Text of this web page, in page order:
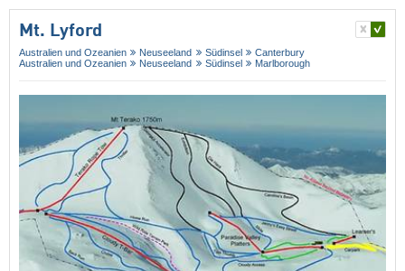
Mt. Lyford
Australien und Ozeanien Neuseeland Südinsel
Canterbury
Australien und Ozeanien
Neuseeland Südinsel Marlborough